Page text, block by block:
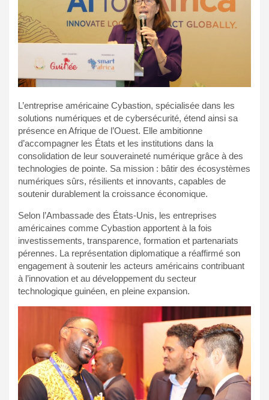
L’entreprise américaine Cybastion, spécialisée dans les
solutions numériques et de cybersécurité, étend ainsi sa
présence en Afrique de l’Ouest. Elle ambitionne
d’accompagner les États et les institutions dans la
consolidation de leur souveraineté numérique grâce à des
technologies de pointe. Sa mission : bâtir des écosystèmes
numériques sûrs, résilients et innovants, capables de
soutenir durablement la croissance économique.
Selon l’Ambassade des États-Unis, les entreprises
américaines comme Cybastion apportent à la fois
investissements, transparence, formation et partenariats
pérennes. La représentation diplomatique a réaffirmé son
engagement à soutenir les acteurs américains contribuant
à l’innovation et au développement du secteur
technologique guinéen, en pleine expansion.